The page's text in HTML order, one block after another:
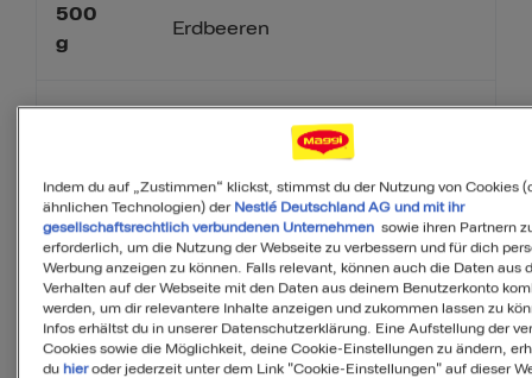
500
g
50 g
4 TL
4 TL
Erdbeeren
Mini-Mozzarella
Mandelstifte
MAGGI Würze, 250 g
weißer Aceto Balsamico
Indem du auf „Zustimmen“ klickst, stimmst du der Nutzung von Cookies
ähnlichen Technologien) der Nestlé Deutschland AG und mit ihr
gesellschaftsrechtlich verbundenen Unternehmensowie ihren Partnern
erforderlich, um die Nutzung der Webseite zu verbessern und für dich
Werbung anzeigen zu können. Falls relevant, können auch die Daten aus
Verhalten auf der Webseite mit den Daten aus deinem Benutzerkonto
werden, um dir relevantere Inhalte anzeigen und zukommen lassen zu
Infos erhältst du in unserer Datenschutzerklärung. Eine Aufstellung der
Cookies sowie die Möglichkeit, deine Cookie-Einstellungen zu ändern,
du hieroder jederzeit unter dem Link "Cookie-Einstellungen" auf dieser